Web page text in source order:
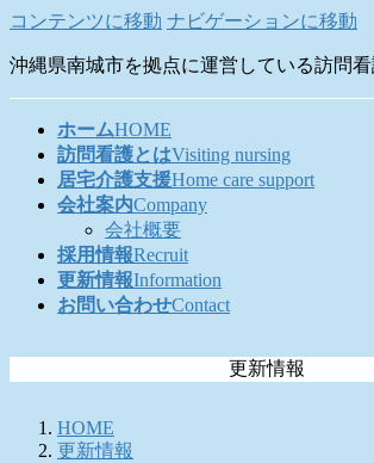
コンテンツに移動 ナビゲーションに移動
沖縄県南城市を拠点に運営している訪問
ホームHOME
訪問看護とはVisiting nursing
居宅介護支援Home care support
会社案内Company
会社概要
採用情報Recruit
更新情報Information
お問い合わせContact
更新情報
HOME
更新情報